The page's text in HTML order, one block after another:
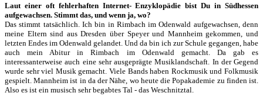
Laut einer oft fehlerhaften Internet- Enzyklopädie bist Du in Südhessen
aufgewachsen. Stimmt das, und wenn ja, wo?
Das stimmt tatsächlich. Ich bin in Rimbach im Odenwald aufgewachsen, denn
meine Eltern sind aus Dresden über Speyer und Mannheim gekommen, und
letzten Endes im Odenwald gelandet. Und da bin ich zur Schule gegangen, habe
auch mein Abitur in Rimbach im Odenwald gemacht. Da gab es
interessanterweise auch eine sehr ausgeprägte Musiklandschaft. In der Gegend
wurde sehr viel Musik gemacht. Viele Bands haben Rockmusik und Folkmusik
gespielt. Mannheim ist in da der Nähe, wo heute die Popakademie zu finden ist.
Also es ist ein musisch sehr begabtes Tal - das Weschnitztal.